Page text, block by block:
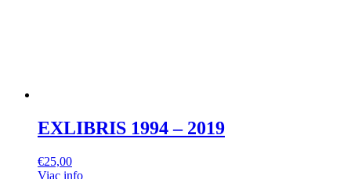
EXLIBRIS 1994 – 2019
€25,00
Viac info